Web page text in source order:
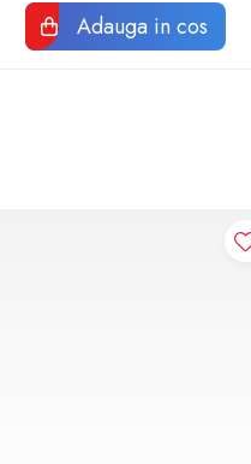
Adauga in cos